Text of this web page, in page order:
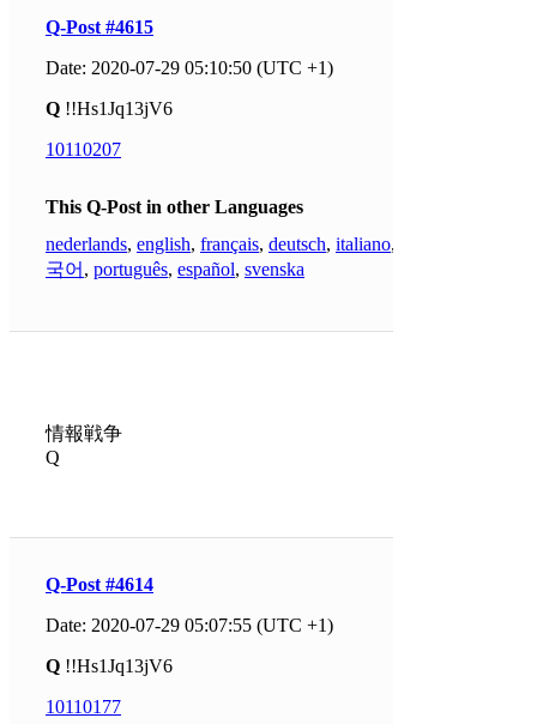
Q-Post #4615
Date: 2020-07-29 05:10:50 (UTC +1)
Q !!Hs1Jq13jV6
10110207
This Q-Post in other Languages
nederlands, english, français, deutsch, italiano,
국어 , português, español, svenska
情報戦争
Q
Q-Post #4614
Date: 2020-07-29 05:07:55 (UTC +1)
Q !!Hs1Jq13jV6
10110177